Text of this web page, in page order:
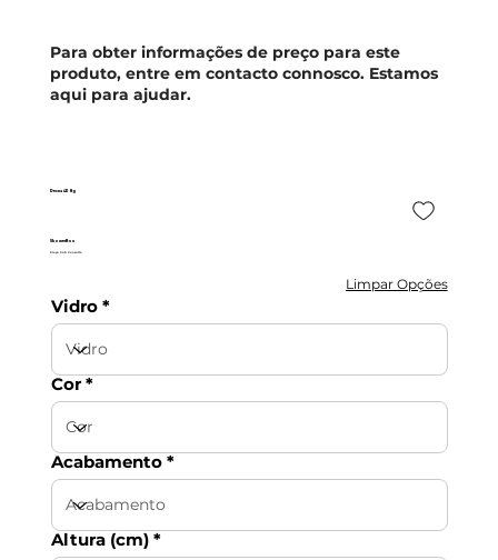
Desna 4P Ng
ShowerBox
Preço Sob Consulta
Limpar Opções
Vidro
Cor
Acabamento
Altura (cm)
Para obter informações de preço para este
produto, entre em contacto connosco. Estamos
aqui para ajudar.